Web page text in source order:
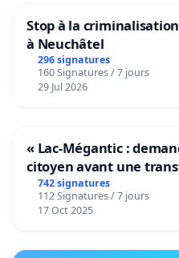
Stop à la
à Neuchâtel
296 signatures
160 Signatures / 7 jours
29 Jul 2026
« Lac-Mégantic :
citoyen avant une
de notre territoire »
742 signatures
112 Signatures / 7 jours
17 Oct 2025